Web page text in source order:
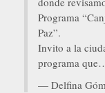
Programa
Paz”.
Invito a la
programa
— Delfina